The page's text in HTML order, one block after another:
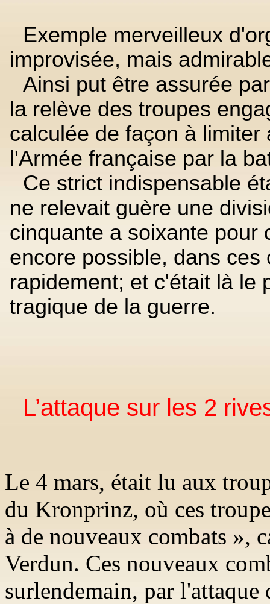
Exemple merveilleux
improvisée, mais
Ainsi put être assurée
la relève des troupes
calculée de façon à
l'Armée française par la
Ce strict indispensable
ne relevait guère une
cinquante a soixante pour
encore possible, dans
rapidement; et c'était là le
tragique de la guerre.
L’attaque sur les 2
Le 4 mars, était lu aux
du Kronprinz, où ces
à de nouveaux combats »,
Verdun. Ces nouveaux
surlendemain, par l'attaque